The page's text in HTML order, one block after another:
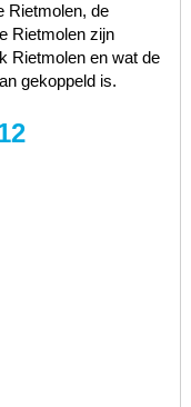
Rietmolen, de
Rietmolen zijn
Rietmolen en wat de
gekoppeld is.